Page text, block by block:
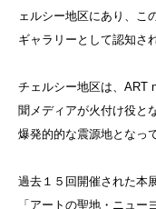
ェルシー地区にあり、こ
ギャラリーとして認知さ
チェルシー地区は、ART
聞メディアが火付け役と
爆発的的な震源地となっ
過去１５回開催された本
「アートの聖地・ニュ